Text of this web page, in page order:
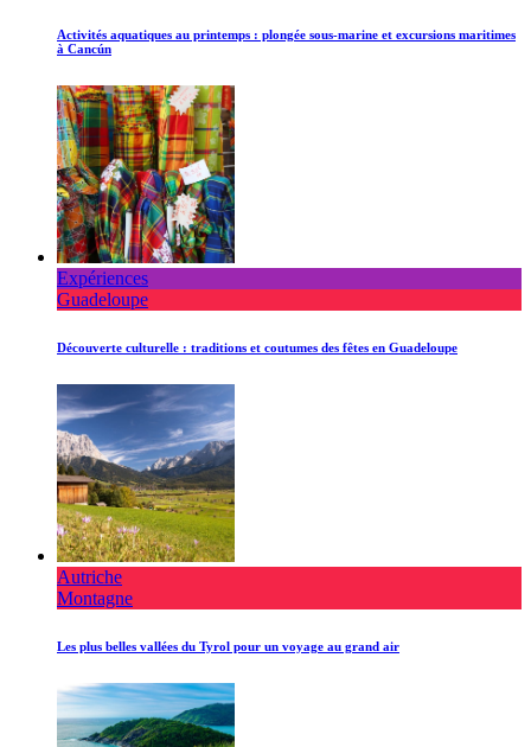
Activités aquatiques au printemps : plongée sous-marine et excursions maritimes
à Cancún
Expériences
Guadeloupe
Découverte culturelle : traditions et coutumes des fêtes en Guadeloupe
Autriche
Montagne
Les plus belles vallées du Tyrol pour un voyage au grand air